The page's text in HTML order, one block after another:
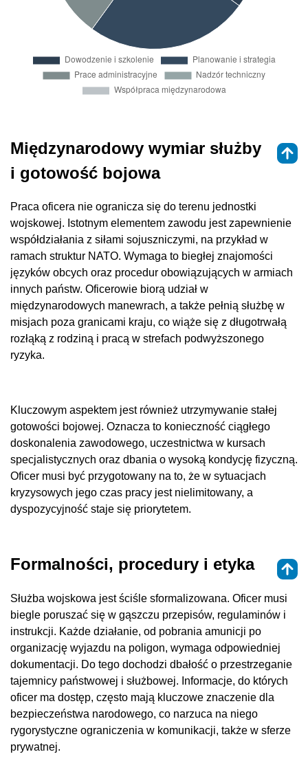
Międzynarodowy wymiar służby
i gotowość bojowa
Praca oficera nie ogranicza się do terenu jednostki
wojskowej. Istotnym elementem zawodu jest zapewnienie
współdziałania z siłami sojuszniczymi, na przykład w
ramach struktur NATO. Wymaga to biegłej znajomości
języków obcych oraz procedur obowiązujących w armiach
innych państw. Oficerowie biorą udział w
międzynarodowych manewrach, a także pełnią służbę w
misjach poza granicami kraju, co wiąże się z długotrwałą
rozłąką z rodziną i pracą w strefach podwyższonego
ryzyka.
Kluczowym aspektem jest również utrzymywanie stałej
gotowości bojowej. Oznacza to konieczność ciągłego
doskonalenia zawodowego, uczestnictwa w kursach
specjalistycznych oraz dbania o wysoką kondycję fizyczną.
Oficer musi być przygotowany na to, że w sytuacjach
kryzysowych jego czas pracy jest nielimitowany, a
dyspozycyjność staje się priorytetem.
Formalności, procedury i etyka
Służba wojskowa jest ściśle sformalizowana. Oficer musi
biegle poruszać się w gąszczu przepisów, regulaminów i
instrukcji. Każde działanie, od pobrania amunicji po
organizację wyjazdu na poligon, wymaga odpowiedniej
dokumentacji. Do tego dochodzi dbałość o przestrzeganie
tajemnicy państwowej i służbowej. Informacje, do których
oficer ma dostęp, często mają kluczowe znaczenie dla
bezpieczeństwa narodowego, co narzuca na niego
rygorystyczne ograniczenia w komunikacji, także w sferze
prywatnej.